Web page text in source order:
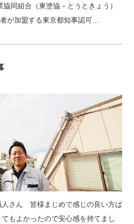
同組合（東塗協－とうときょう）
が加盟する東京都知事認可…
人さん 皆様まじめで感じの良い方ば
もよかったので安心感を持てまし